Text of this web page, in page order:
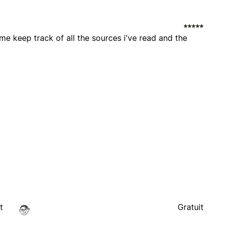
keep track of all the sources i've read and the
Gratuit